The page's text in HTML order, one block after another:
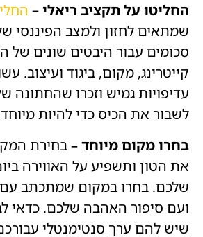
החליטו על תקציב ריאלי –
שמתאים לחזון ולמצב הפיננסי
סכומים עבור היבטים שונים של
קייטרינג, מקום, ביגוד ועיצוב.
עדיפויות גמיש וזכרו שהחתונה
לשבור את הכיס כדי להיות
בחרו מקום מיוחד –בחירת
את הטון ותשפיע על האווירה
שלכם. בחרו במקום שמתכתב
ועם סיפור האהבה שלכם. כדאי
שיש להם ערך סנטימנטלי